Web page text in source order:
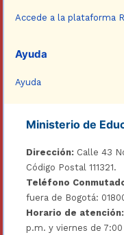
Accede a la plataforma
Ayuda
Ayuda
Ministerio de
Dirección: Calle 43
Código Postal 111321.
Teléfono
fuera de Bogotá:
Horario de atención:
p.m. y viernes de